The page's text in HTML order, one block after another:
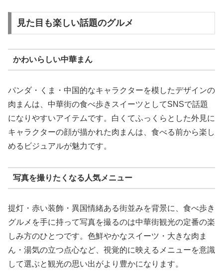
見た目も楽しい話題のグルメ
かわいらしい中華まん
パンダ・くま・中国的なキャラクターを模したデザインの
肉まんは、中華街の食べ歩きスイーツとしてSNSで話題
になりやすいアイテムです。白くてふっくらとした外見に
キャラクターの顔が描かれた肉まんは、食べる前から楽し
めるビジュアルが魅力です。
写真を撮りたくなる人気メニュー
提灯・赤い装飾・異国情緒ある街並みを背景に、食べ歩き
グルメを手に持って写真を撮るのは中華街観光の定番の楽
しみ方のひとつです。色鮮やかなスイーツ・大きな肉ま
ん・湯気の立つ点心など、視覚的に映えるメニューを意識
して選ぶと観光の思い出がより豊かになります。